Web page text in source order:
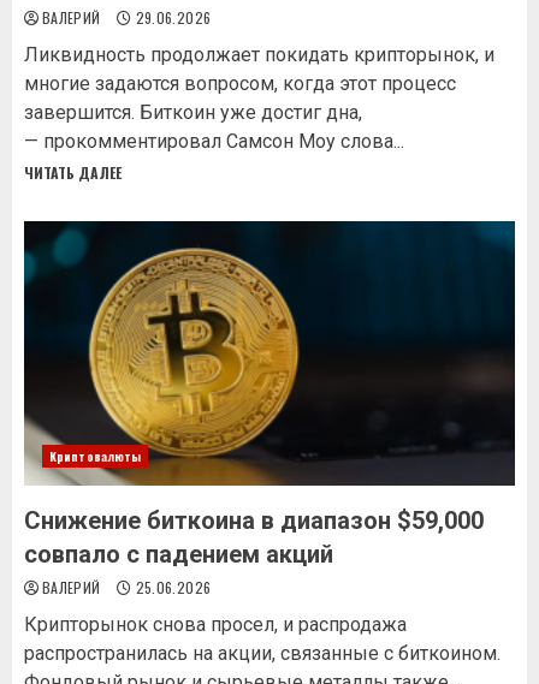
ВАЛЕРИЙ 29.06.2026
Ликвидность продолжает покидать крипторынок, и
многие задаются вопросом, когда этот процесс
завершится. Биткоин уже достиг дна,
— прокомментировал Самсон Моу слова...
ЧИТАТЬ ДАЛЕЕ
Криптовалюты
Снижение биткоина в диапазон $59,000
совпало с падением акций
ВАЛЕРИЙ 25.06.2026
Крипторынок снова просел, и распродажа
распространилась на акции, связанные с биткоином.